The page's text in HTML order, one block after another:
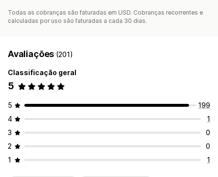
Todas as cobranças são faturadas em USD. Cobranças recorrentes e
calculadas por uso são faturadas a cada 30 dias.
Avaliações (201)
Classificação geral
5
5
199
4
1
3
0
2
0
1
1